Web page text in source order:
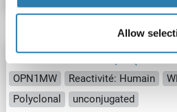
Allow
OPN1MW anticorps (AA
OPN1MW Reactivité: Humain
Polyclonal
unconjugated